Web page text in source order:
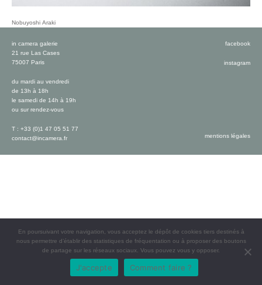
Nobuyoshi Araki
in camera galerie
21 rue Las Cases
75007 Paris
du mardi au vendredi
de 13h à 18h
le samedi de 14h à 19h
ou sur rendez-vous
T : +33 (0)1 47 05 51 77
contact@incamera.fr
facebook
instagram
mentions légales
En poursuivant votre navigation, vous acceptez le dépôt de cookies tiers destinés à
nous permettre d’établir des statistiques de fréquentation ou à proposer des boutons
de partage sur les réseaux sociaux. Vous pouvez vous y opposer.
J'accepte Comment faire ?